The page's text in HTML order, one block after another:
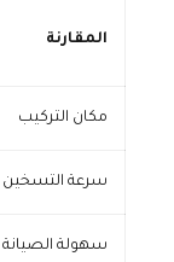
المقارنة
مكان التركيب
سرعة التسخين
سهولة الصيانة